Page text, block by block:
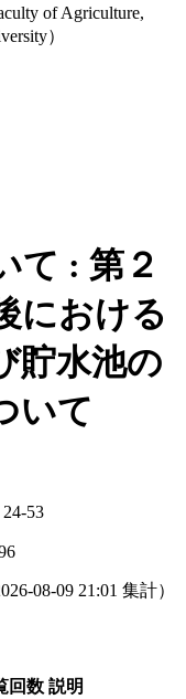
of Agriculture,
）
て : 第２
における
貯水池の
いて
53
08-09 21:01 集計）
回数 説明